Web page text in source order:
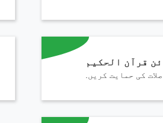
قرآن الحکیم
کی حمایت کریں.